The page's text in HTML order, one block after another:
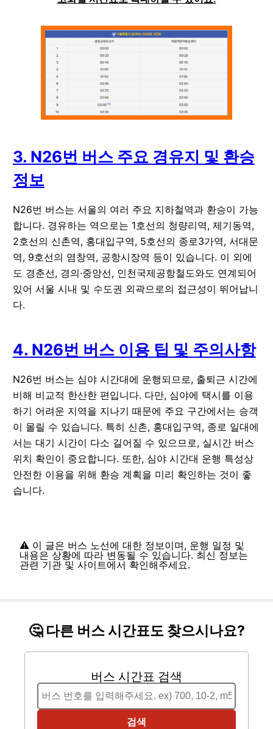
3. N26번 버스 주요 경유지 및 환승
정보
N26번 버스는 서울의 여러 주요 지하철역과 환승이 가능
합니다. 경유하는 역으로는 1호선의 청량리역, 제기동역,
2호선의 신촌역, 홍대입구역, 5호선의 종로3가역, 서대문
역, 9호선의 염창역, 공항시장역 등이 있습니다. 이 외에
도 경춘선, 경의·중앙선, 인천국제공항철도와도 연계되어
있어 서울 시내 및 수도권 외곽으로의 접근성이 뛰어납니
다.
4. N26번 버스 이용 팁 및 주의사항
N26번 버스는 심야 시간대에 운행되므로, 출퇴근 시간에
비해 비교적 한산한 편입니다. 다만, 심야에 택시를 이용
하기 어려운 지역을 지나기 때문에 주요 구간에서는 승객
이 몰릴 수 있습니다. 특히 신촌, 홍대입구역, 종로 일대에
서는 대기 시간이 다소 길어질 수 있으므로, 실시간 버스
위치 확인이 중요합니다. 또한, 심야 시간대 운행 특성상
안전한 이용을 위해 환승 계획을 미리 확인하는 것이 좋
습니다.
⚠️ 이 글은 버스 노선에 대한 정보이며, 운행 일정 및
내용은 상황에 따라 변동될 수 있습니다. 최신 정보는
관련 기관 및 사이트에서 확인해주세요.
🤔 다른 버스 시간표도 찾으시나요?
버스 시간표 검색
검색